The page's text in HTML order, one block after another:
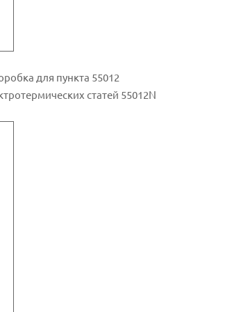
для пункта 55012
статей 55012N